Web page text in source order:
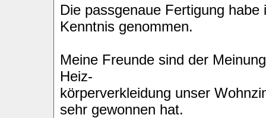
Die passgenaue Fertigung habe
Kenntnis genommen.
Meine Freunde sind der
Heiz-
körperverkleidung unser
sehr gewonnen hat.